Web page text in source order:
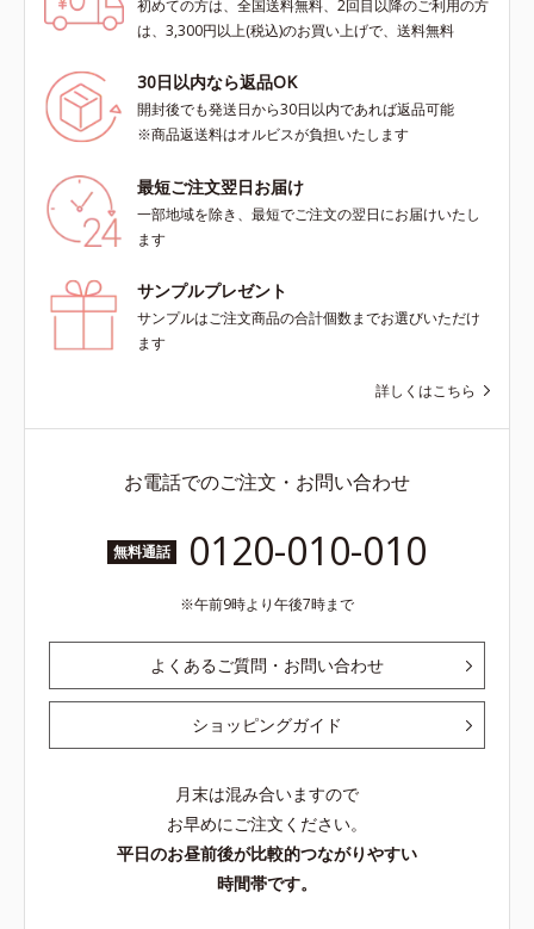
初めての方は、全国送料無料、2回目以降のご利用の方
は、3,300円以上(税込)のお買い上げで、送料無料
30日以内なら返品OK
開封後でも発送日から30日以内であれば返品可能
※商品返送料はオルビスが負担いたします
最短ご注文翌日お届け
一部地域を除き、最短でご注文の翌日にお届けいたし
ます
サンプルプレゼント
サンプルはご注文商品の合計個数までお選びいただけ
ます
詳しくはこちら
お電話でのご注文・お問い合わせ
無料通話 0120-010-010
午前9時より午後7時まで
よくあるご質問・お問い合わせ
ショッピングガイド
月末は混み合いますので
お早めにご注文ください。
平日のお昼前後が比較的つながりやすい
時間帯です。